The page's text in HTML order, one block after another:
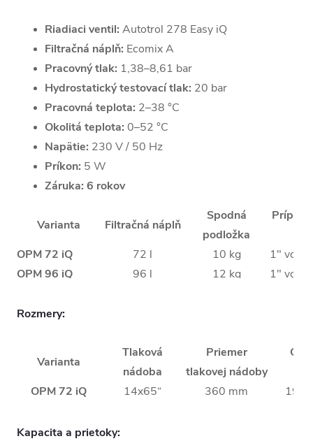
Riadiaci ventil: Autotrol 278 Easy iQ
Filtračná náplň: Ecomix A
Pracovný tlak: 1,38–8,61 bar
Hydrostatický testovací tlak: 20 bar
Pracovná teplota: 2–38 °C
Okolitá teplota: 0–52 °C
Napätie: 230 V / 50 Hz
Príkon: 5 W
Záruka: 6 rokov
Varianta Filtračná náplň
Spodná
podložka
OPM 72 iQ
72 l 10 kg
1″
OPM 96 iQ
96 l 12 kg
1″
OPM 156 iQ
Rozmery:
Varianta
Tlaková
nádoba
Priemer
tlakovej nádoby
OPM 72 iQ
14x65“ 360 mm
OPM 132 iQ
Kapacita a prietoky: